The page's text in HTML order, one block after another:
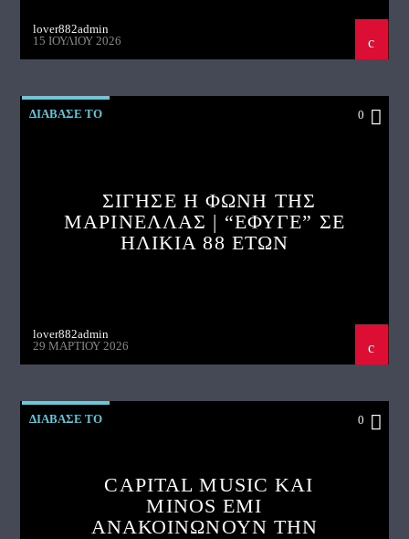
lover882admin
15 ΙΟΥΛΊΟΥ 2026
ΔΙΑΒΑΣΕ ΤΟ 0
ΣΙΓΗΣΕ Η ΦΩΝΗ ΤΗΣ
ΜΑΡΙΝΕΛΛΑΣ | “ΕΦΥΓΕ” ΣΕ
ΗΛΙΚΙΑ 88 ΕΤΩΝ
lover882admin
29 ΜΑΡΤΊΟΥ 2026
ΔΙΑΒΑΣΕ ΤΟ 0
CAPITAL MUSIC ΚΑΙ
MINOS EMI
ΑΝΑΚΟΙΝΩΝΟΥΝ ΤΗΝ